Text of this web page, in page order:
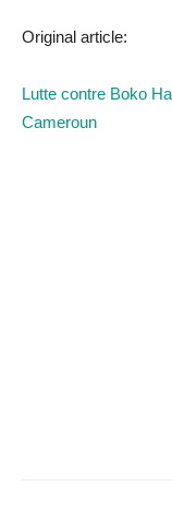
Original article:
Lutte contre Boko
Cameroun